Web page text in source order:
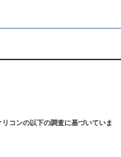
コンの以下の調査に基づいていま